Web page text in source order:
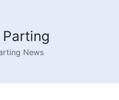
Parting
News